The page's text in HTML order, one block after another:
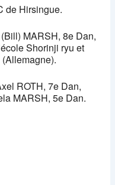
de Hirsingue.
MARSH, 8e Dan,
Shorinji ryu et
ROTH, 7e Dan,
MARSH, 5e Dan.